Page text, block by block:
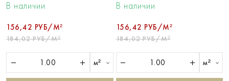
В наличии
156,42 РУБ/М²
184,02 РУБ/М²
м²
В наличии
156,42 РУБ/М²
184,02 РУБ/М²
м²